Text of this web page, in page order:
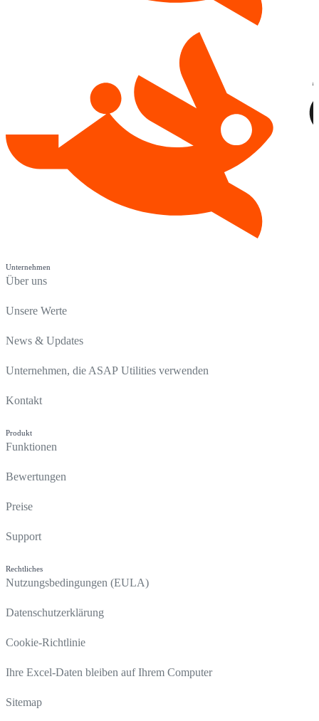
Unternehmen
Über uns
Unsere Werte
News & Updates
Unternehmen, die ASAP Utilities verwenden
Kontakt
Produkt
Funktionen
Bewertungen
Preise
Support
Rechtliches
Nutzungsbedingungen (EULA)
Datenschutzerklärung
Cookie-Richtlinie
Ihre Excel-Daten bleiben auf Ihrem Computer
Sitemap